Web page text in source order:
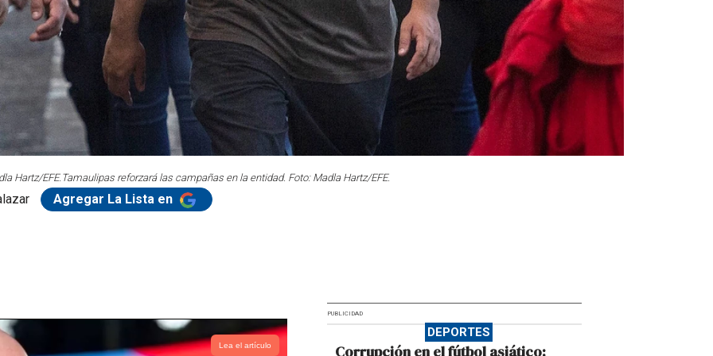
Hartz/EFE. Tamaulipas reforzará las campañas en la entidad. Foto: Madla Hartz/EFE.
Agregar La Lista en
Lea el artículo
PUBLICIDAD
DEPORTES
Corrupción en el fútbol asiático: